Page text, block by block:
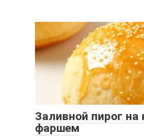
Заливной пирог на
фаршем